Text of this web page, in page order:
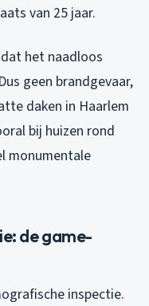
van 25 jaar.
het naadloos
geen brandgevaar,
daken in Haarlem
bij huizen rond
monumentale
de game-
inspectie.